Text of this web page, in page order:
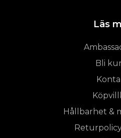
Läs
Bli
Hållbarhet &